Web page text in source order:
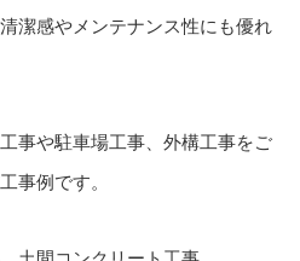
潔感やメンテナンス性にも優れ
事や駐車場工事、外構工事をご
事例です。